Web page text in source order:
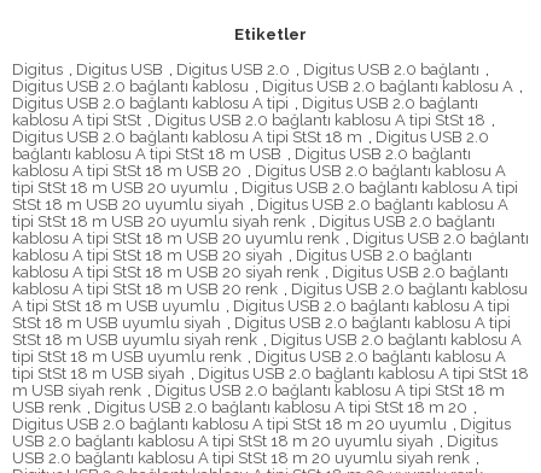
Etiketler
Digitus , Digitus USB , Digitus USB 2.0 , Digitus USB 2.0 bağlantı ,
Digitus USB 2.0 bağlantı kablosu , Digitus USB 2.0 bağlantı kablosu A ,
Digitus USB 2.0 bağlantı kablosu A tipi , Digitus USB 2.0 bağlantı
kablosu A tipi StSt , Digitus USB 2.0 bağlantı kablosu A tipi StSt 18 ,
Digitus USB 2.0 bağlantı kablosu A tipi StSt 18 m , Digitus USB 2.0
bağlantı kablosu A tipi StSt 18 m USB , Digitus USB 2.0 bağlantı
kablosu A tipi StSt 18 m USB 20 , Digitus USB 2.0 bağlantı kablosu A
tipi StSt 18 m USB 20 uyumlu , Digitus USB 2.0 bağlantı kablosu A tipi
StSt 18 m USB 20 uyumlu siyah , Digitus USB 2.0 bağlantı kablosu A
tipi StSt 18 m USB 20 uyumlu siyah renk , Digitus USB 2.0 bağlantı
kablosu A tipi StSt 18 m USB 20 uyumlu renk , Digitus USB 2.0 bağlantı
kablosu A tipi StSt 18 m USB 20 siyah , Digitus USB 2.0 bağlantı
kablosu A tipi StSt 18 m USB 20 siyah renk , Digitus USB 2.0 bağlantı
kablosu A tipi StSt 18 m USB 20 renk , Digitus USB 2.0 bağlantı kablosu
A tipi StSt 18 m USB uyumlu , Digitus USB 2.0 bağlantı kablosu A tipi
StSt 18 m USB uyumlu siyah , Digitus USB 2.0 bağlantı kablosu A tipi
StSt 18 m USB uyumlu siyah renk , Digitus USB 2.0 bağlantı kablosu A
tipi StSt 18 m USB uyumlu renk , Digitus USB 2.0 bağlantı kablosu A
tipi StSt 18 m USB siyah , Digitus USB 2.0 bağlantı kablosu A tipi StSt 18
m USB siyah renk , Digitus USB 2.0 bağlantı kablosu A tipi StSt 18 m
USB renk , Digitus USB 2.0 bağlantı kablosu A tipi StSt 18 m 20 ,
Digitus USB 2.0 bağlantı kablosu A tipi StSt 18 m 20 uyumlu , Digitus
USB 2.0 bağlantı kablosu A tipi StSt 18 m 20 uyumlu siyah , Digitus
USB 2.0 bağlantı kablosu A tipi StSt 18 m 20 uyumlu siyah renk ,